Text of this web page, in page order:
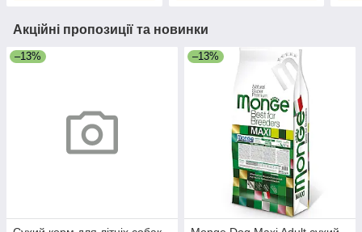
Акційні пропозиції та новинки
–13% –13%